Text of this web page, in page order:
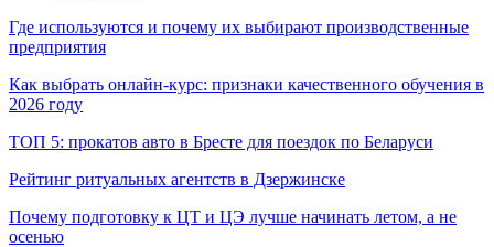
Где используются и почему их выбирают производственные
предприятия
Как выбрать онлайн-курс: признаки качественного обучения в
2026 году
ТОП 5: прокатов авто в Бресте для поездок по Беларуси
Рейтинг ритуальных агентств в Дзержинске
Почему подготовку к ЦТ и ЦЭ лучше начинать летом, а не
осенью